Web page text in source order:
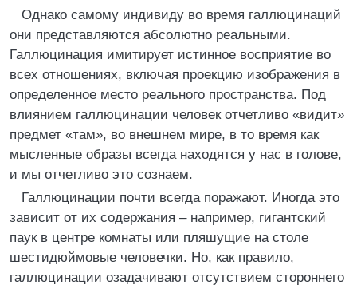
Однако самому индивиду во время галлюцинаций
они представляются абсолютно реальными.
Галлюцинация имитирует истинное восприятие во
всех отношениях, включая проекцию изображения в
определенное место реального пространства. Под
влиянием галлюцинации человек отчетливо «видит»
предмет «там», во внешнем мире, в то время как
мысленные образы всегда находятся у нас в голове,
и мы отчетливо это сознаем.
Галлюцинации почти всегда поражают. Иногда это
зависит от их содержания – например, гигантский
паук в центре комнаты или пляшущие на столе
шестидюймовые человечки. Но, как правило,
галлюцинации озадачивают отсутствием стороннего